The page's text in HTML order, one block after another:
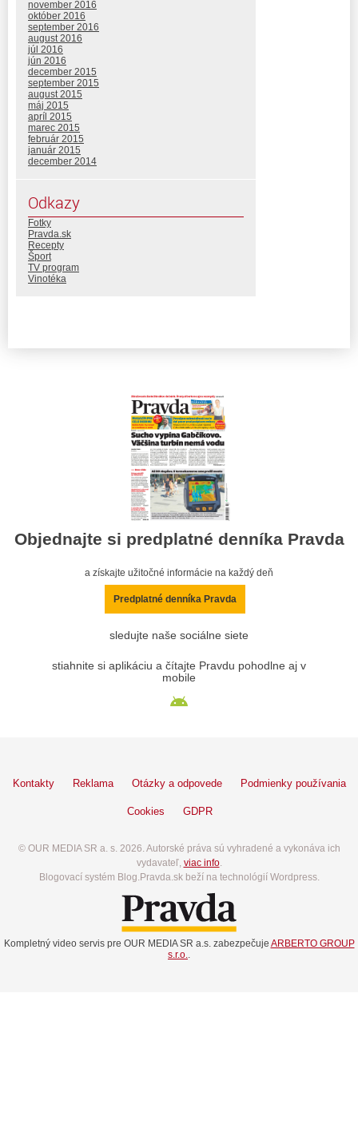
november 2016
október 2016
september 2016
august 2016
júl 2016
jún 2016
december 2015
september 2015
august 2015
máj 2015
apríl 2015
marec 2015
február 2015
január 2015
december 2014
Odkazy
Fotky
Pravda.sk
Recepty
Šport
TV program
Vinotéka
Objednajte si predplatné denníka Pravda
a získajte užitočné informácie na každý deň
Predplatné denníka Pravda
sledujte naše sociálne siete
stiahnite si aplikáciu a čítajte Pravdu pohodlne aj v
mobile
Kontakty Reklama Otázky a odpovede Podmienky používania
Cookies GDPR
© OUR MEDIA SR a. s. 2026. Autorské práva sú vyhradené a vykonáva ich
vydavateľ, viac info.
Blogovací systém Blog.Pravda.sk beží na technológií Wordpress.
Kompletný video servis pre OUR MEDIA SR a.s. zabezpečuje ARBERTO GROUP
s.r.o.